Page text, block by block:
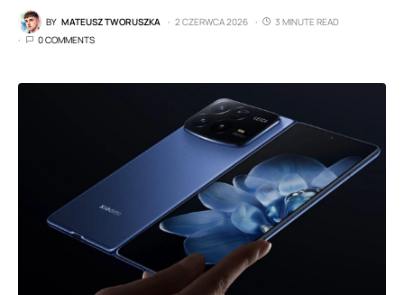
BY MATEUSZ TWORUSZKA 2 CZERWCA 2026
3 MINUTE READ
0 COMMENTS